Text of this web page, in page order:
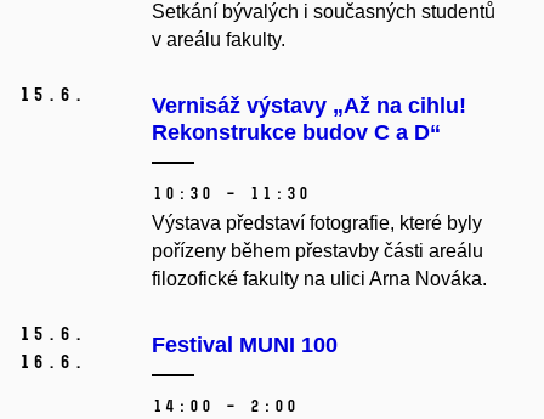
Setkání bývalých i současných studentů
v areálu fakulty.
15. 6.
Vernisáž výstavy „Až na cihlu!
Rekonstrukce budov C a D“
10:30 – 11:30
Výstava představí fotografie, které byly
pořízeny během přestavby části areálu
filozofické fakulty na ulici Arna Nováka.
15. 6.
16. 6.
Festival MUNI 100
14:00 – 2:00